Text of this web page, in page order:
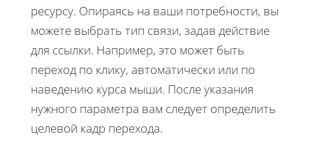
ресурсу. Опираясь на ваши потребности, вы
можете выбрать тип связи, задав действие
для ссылки. Например, это может быть
переход по клику, автоматически или по
наведению курса мыши. После указания
нужного параметра вам следует определить
целевой кадр перехода.